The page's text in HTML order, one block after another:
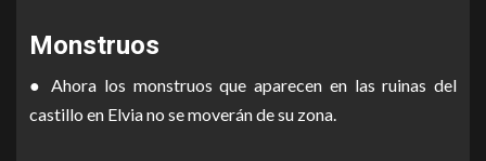
Monstruos
● Ahora los monstruos que aparecen en las ruinas del
castillo en Elvia no se moverán de su zona.